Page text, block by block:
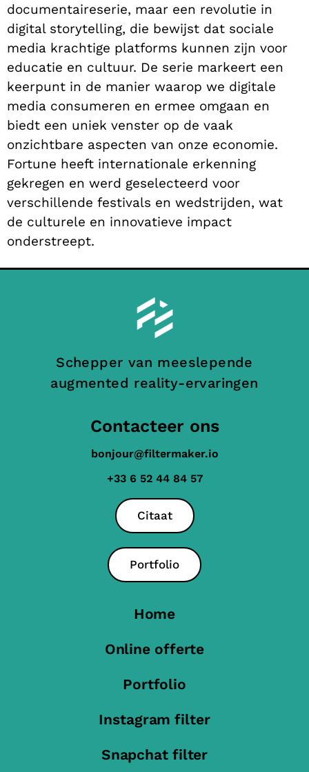
documentaireserie, maar een revolutie in
digital storytelling, die bewijst dat sociale
media krachtige platforms kunnen zijn voor
educatie en cultuur. De serie markeert een
keerpunt in de manier waarop we digitale
media consumeren en ermee omgaan en
biedt een uniek venster op de vaak
onzichtbare aspecten van onze economie.
Fortune heeft internationale erkenning
gekregen en werd geselecteerd voor
verschillende festivals en wedstrijden, wat
de culturele en innovatieve impact
onderstreept.
Schepper van meeslepende
augmented reality-ervaringen
Contacteer ons
bonjour@filtermaker.io
+33 6 52 44 84 57
Citaat
Portfolio
Home
Online offerte
Portfolio
Instagram filter
Snapchat filter